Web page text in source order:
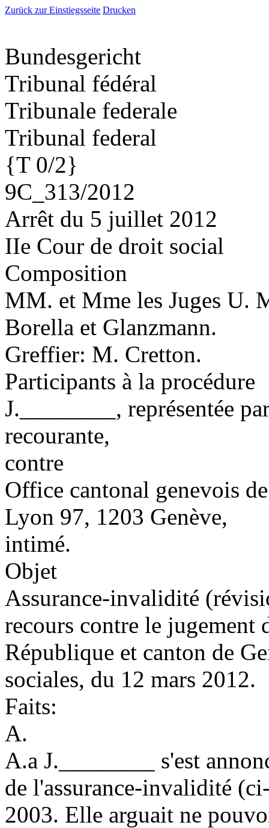
Zurück zur Einstiegsseite Drucken
Bundesgericht
Tribunal fédéral
Tribunale federale
Tribunal federal
{T 0/2}
9C_313/2012
Arrêt du 5 juillet 2012
IIe Cour de droit social
Composition
MM. et Mme les Juges U.
Borella et Glanzmann.
Greffier: M. Cretton.
Participants à la procédure
J.________, représentée
recourante,
contre
Office cantonal genevois
Lyon 97, 1203 Genève,
intimé.
Objet
Assurance-invalidité
recours contre le jugement
République et canton de
sociales, du 12 mars 2012.
Faits:
A.
A.a J.________ s'est
de l'assurance-invalidité
2003. Elle arguait ne